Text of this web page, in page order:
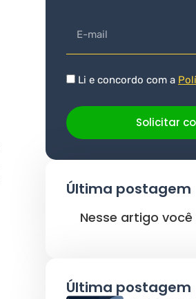
Li e concordo com a
Solicitar
Última postagem
Nesse artigo você
Última postagem